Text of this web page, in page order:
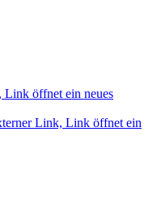
öffnet ein neues
Link, Link öffnet ein